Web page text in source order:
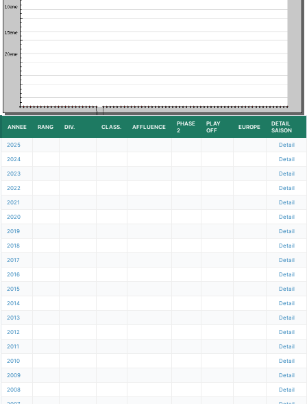
ANNEE RANG DIV. CLASS. AFFLUENCE
PHASE
2
PLAY
OFF
EUROPE
DETAIL
SAISON
2025 Detail
2024 Detail
2023 Detail
2022 Detail
2021 Detail
2020 Detail
2019 Detail
2018 Detail
2017 Detail
2016 Detail
2015 Detail
2014 Detail
2013 Detail
2012 Detail
2011 Detail
2010 Detail
2009 Detail
2008 Detail